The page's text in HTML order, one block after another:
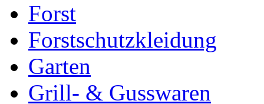
Forst
Forstschutzkleidung
Garten
Grill- & Gusswaren